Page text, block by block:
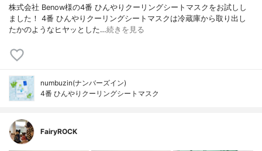
株式会社 Benow様の4番 ひんやりクーリングシートマスクをお試しし
ました！ 4番 ひんやりクーリングシートマスクは冷蔵庫から取り出し
たかのようなヒヤッとした…続きを見る
numbuzin(ナンバーズイン)
4番 ひんやりクーリングシートマスク
FairyROCK